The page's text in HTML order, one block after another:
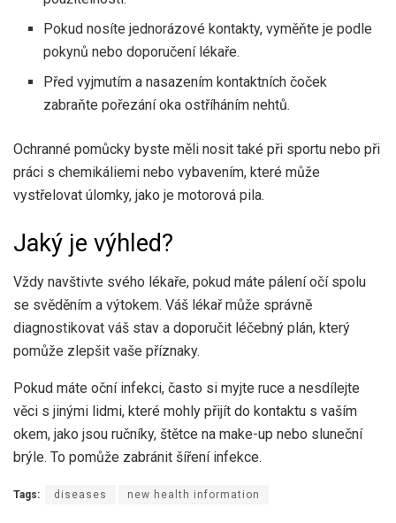
Pokud nosíte jednorázové kontakty, vyměňte je podle
pokynů nebo doporučení lékaře.
Před vyjmutím a nasazením kontaktních čoček
zabraňte pořezání oka ostříháním nehtů.
Ochranné pomůcky byste měli nosit také při sportu nebo při
práci s chemikáliemi nebo vybavením, které může
vystřelovat úlomky, jako je motorová pila.
Jaký je výhled?
Vždy navštivte svého lékaře, pokud máte pálení očí spolu
se svěděním a výtokem. Váš lékař může správně
diagnostikovat váš stav a doporučit léčebný plán, který
pomůže zlepšit vaše příznaky.
Pokud máte oční infekci, často si myjte ruce a nesdílejte
věci s jinými lidmi, které mohly přijít do kontaktu s vaším
okem, jako jsou ručníky, štětce na make-up nebo sluneční
brýle. To pomůže zabránit šíření infekce.
Tags: diseases new health information